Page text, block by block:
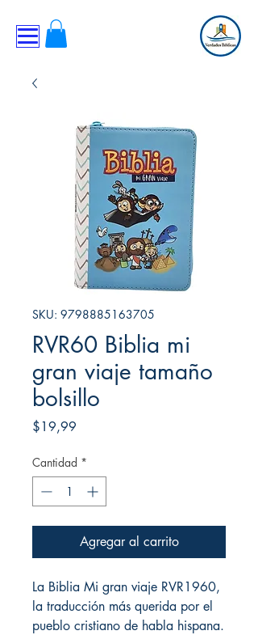
SKU: 9798885163705
RVR60 Biblia mi
gran viaje tamaño
bolsillo
$19,99
Cantidad *
Agregar al carrito
La Biblia Mi gran viaje RVR1960,
la traducción más querida por el
pueblo cristiano de habla hispana.